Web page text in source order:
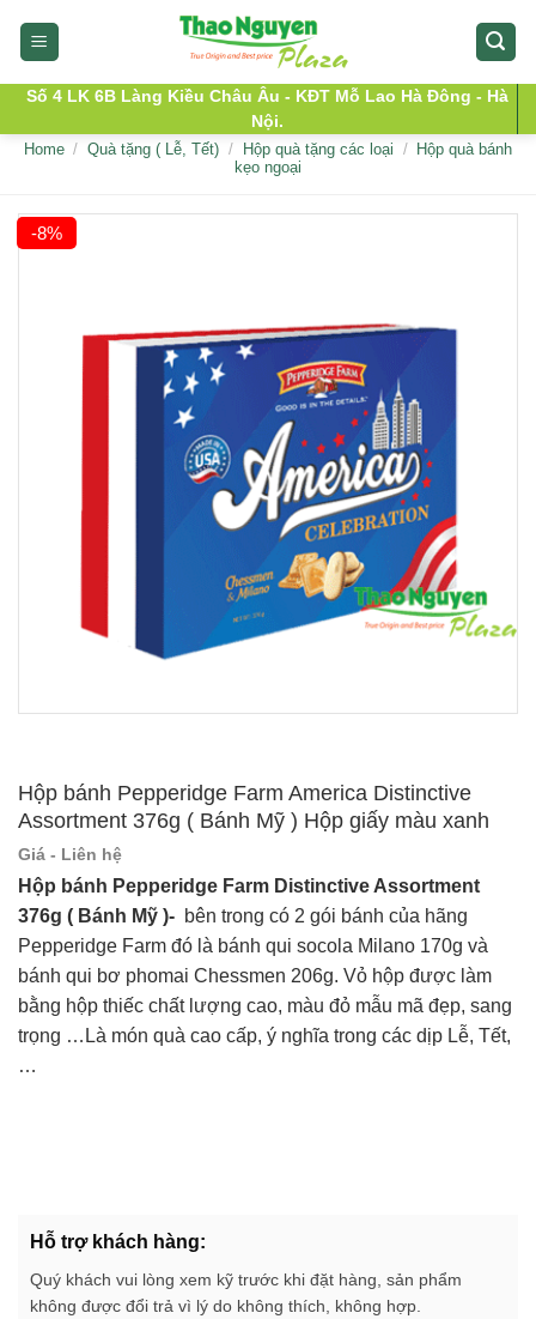
Số 4 LK 6B Làng Kiều Châu Âu - KĐT Mỗ Lao Hà Đông - Hà
Nội.
Home / Quà tặng ( Lễ, Tết) / Hộp quà tặng các loại /
Hộp quà bánh
kẹo ngoại
-8%
Hộp bánh Pepperidge Farm America Distinctive
Assortment 376g ( Bánh Mỹ ) Hộp giấy màu xanh
Giá - Liên hệ
Hộp bánh Pepperidge Farm Distinctive Assortment
376g ( Bánh Mỹ )- bên trong có 2 gói bánh của hãng
Pepperidge Farm đó là bánh qui socola Milano 170g và
bánh qui bơ phomai Chessmen 206g. Vỏ hộp được làm
bằng hộp thiếc chất lượng cao, màu đỏ mẫu mã đẹp, sang
trọng …Là món quà cao cấp, ý nghĩa trong các dịp Lễ, Tết,
…
Hỗ trợ khách hàng:
Quý khách vui lòng xem kỹ trước khi đặt hàng, sản phẩm
không được đổi trả vì lý do không thích, không hợp.